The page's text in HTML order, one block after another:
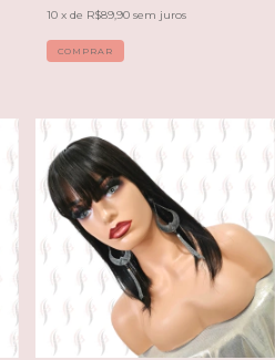
10 x de R$89,90 sem juros
COMPRAR